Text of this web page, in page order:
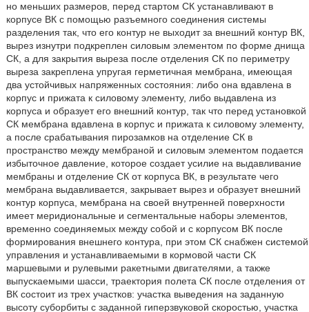
но меньших размеров, перед стартом СК устанавливают в
корпусе ВК с помощью разъемного соединения системы
разделения так, что его контур не выходит за внешний контур ВК,
вырез изнутри подкреплен силовым элементом по форме днища
СК, а для закрытия выреза после отделения СК по периметру
выреза закреплена упругая герметичная мембрана, имеющая
два устойчивых напряженных состояния: либо она вдавлена в
корпус и прижата к силовому элементу, либо выдавлена из
корпуса и образует его внешний контур, так что перед установкой
СК мембрана вдавлена в корпус и прижата к силовому элементу,
а после срабатывания пирозамков на отделение СК в
пространство между мембраной и силовым элементом подается
избыточное давление, которое создает усилие на выдавливание
мембраны и отделение СК от корпуса ВК, в результате чего
мембрана выдавливается, закрывает вырез и образует внешний
контур корпуса, мембрана на своей внутренней поверхности
имеет меридиональные и сегментальные наборы элементов,
временно соединяемых между собой и с корпусом ВК после
формирования внешнего контура, при этом СК снабжен системой
управления и устанавливаемыми в кормовой части СК
маршевыми и рулевыми ракетными двигателями, а также
выпускаемыми шасси, траектория полета СК после отделения от
ВК состоит из трех участков: участка выведения на заданную
высоту суборбиты с заданной гиперзвуковой скоростью, участка